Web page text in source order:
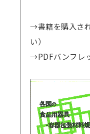
→書籍を購入さ
い）
→PDFパンフレ